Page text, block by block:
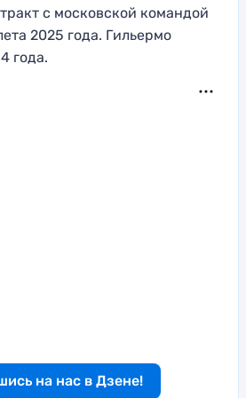
с московской командой
2025 года. Гильермо
года.
на нас в Дзене!